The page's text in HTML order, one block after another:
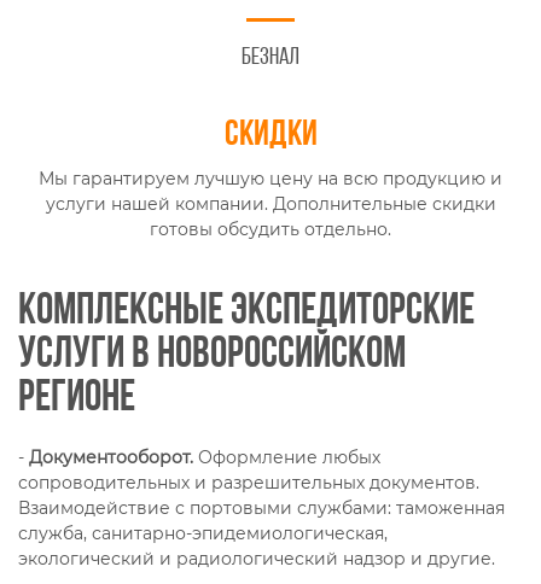
Безнал
Скидки
Мы гарантируем лучшую цену на всю продукцию и
услуги нашей компании. Дополнительные скидки
готовы обсудить отдельно.
Комплексные экспедиторские
услуги в новороссийском
регионе
- Документооборот. Оформление любых
сопроводительных и разрешительных документов.
Взаимодействие с портовыми службами: таможенная
служба, санитарно-эпидемиологическая,
экологический и радиологический надзор и другие.